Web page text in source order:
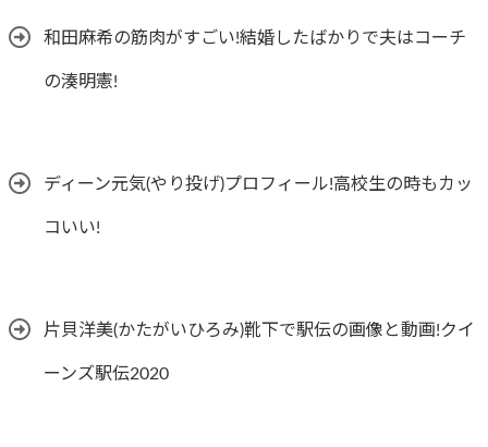
和田麻希の筋肉がすごい!結婚したばかりで夫はコーチ
の湊明憲!
ディーン元気(やり投げ)プロフィール!高校生の時もカッ
コいい!
片貝洋美(かたがいひろみ)靴下で駅伝の画像と動画!クイ
ーンズ駅伝2020